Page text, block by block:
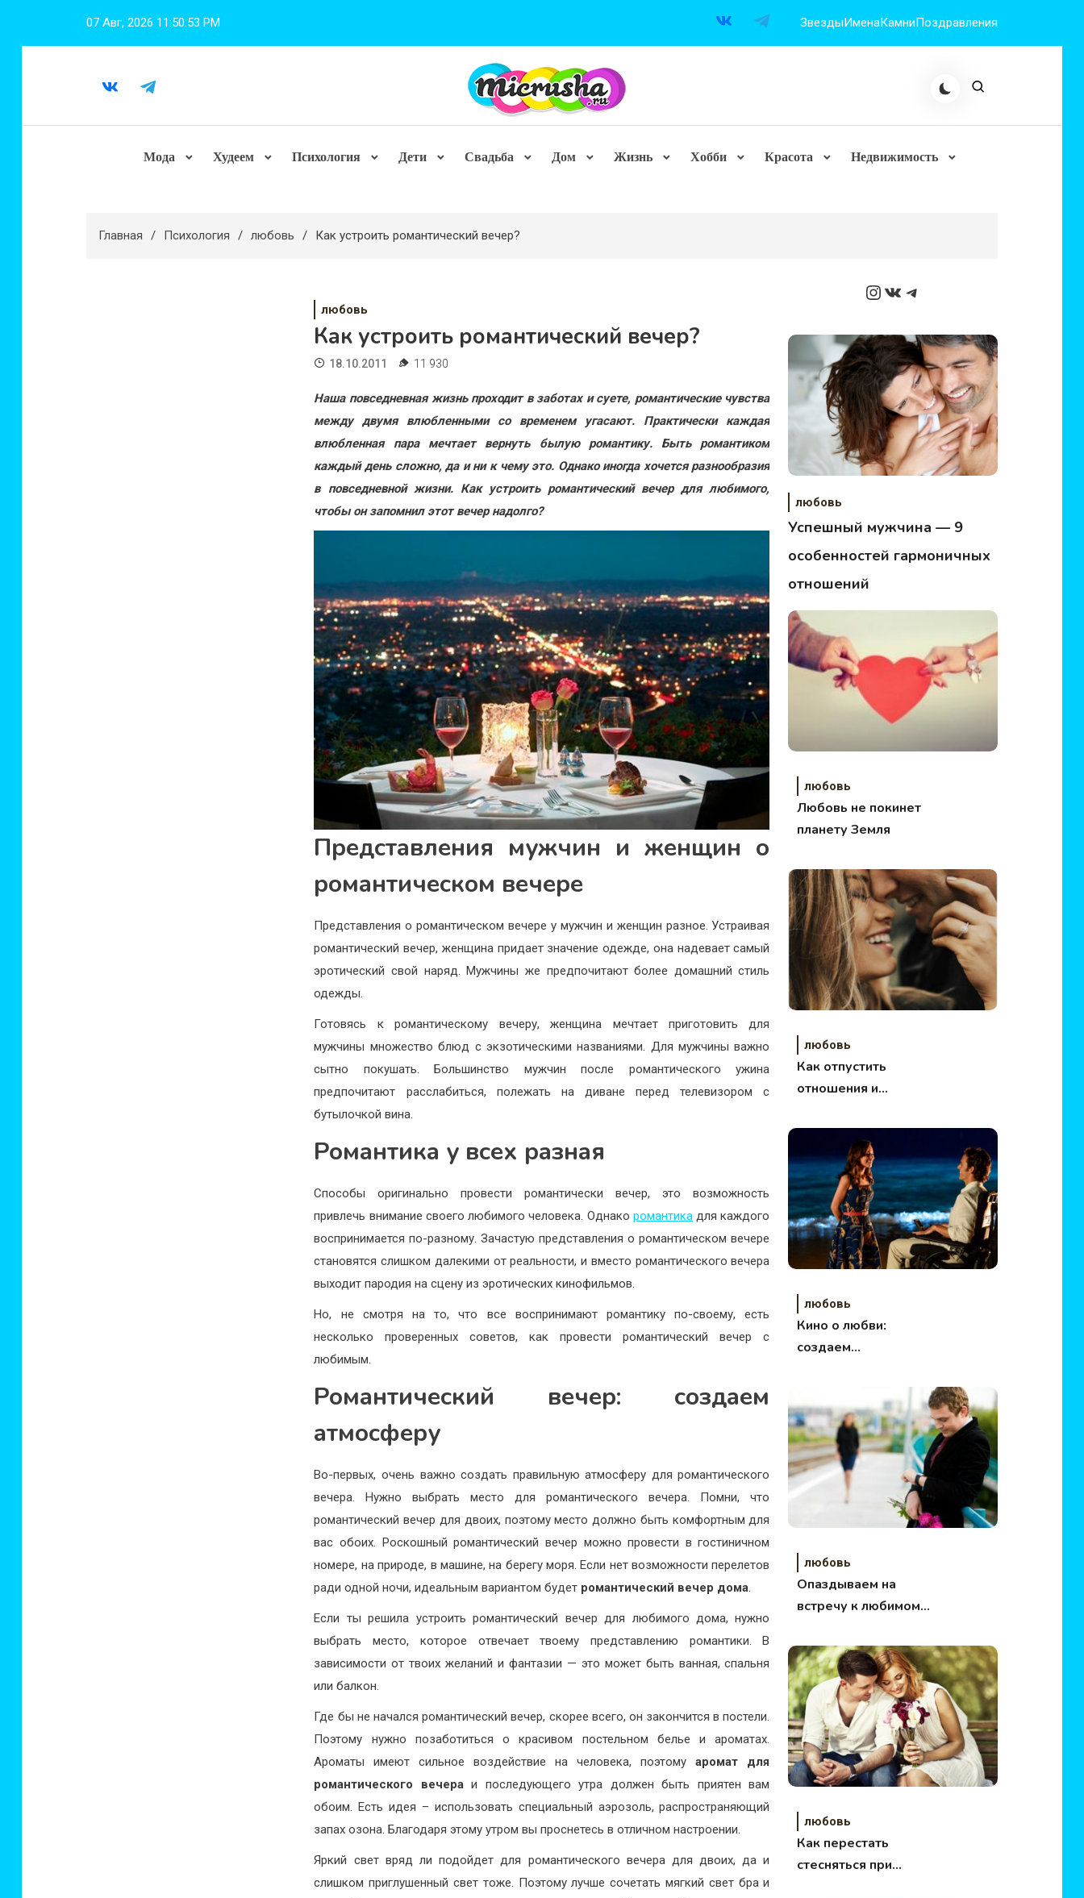
07 Авг, 2026 11:50:54 PM ЗвездыИменаКамниПоздравления
Мода Худеем Психология Дети Свадьба Дом Жизнь Хобби Красота Недвижимость
Главная Психология любовь Как устроить романтический вечер?
любовь
Как устроить романтический вечер?
18.10.2011 11 930
Наша повседневная жизнь проходит в заботах и суете, романтические чувства
между двумя влюбленными со временем угасают. Практически каждая
влюбленная пара мечтает вернуть былую романтику. Быть романтиком
каждый день сложно, да и ни к чему это. Однако иногда хочется разнообразия
в повседневной жизни. Как устроить романтический вечер для любимого,
чтобы он запомнил этот вечер надолго?
Представления мужчин и женщин о
романтическом вечере
Представления о романтическом вечере у мужчин и женщин разное. Устраивая
романтический вечер, женщина придает значение одежде, она надевает самый
эротический свой наряд. Мужчины же предпочитают более домашний стиль
одежды.
Готовясь к романтическому вечеру, женщина мечтает приготовить для
мужчины множество блюд с экзотическими названиями. Для мужчины важно
сытно покушать. Большинство мужчин после романтического ужина
предпочитают расслабиться, полежать на диване перед телевизором с
бутылочкой вина.
Романтика у всех разная
Способы оригинально провести романтически вечер, это возможность
привлечь внимание своего любимого человека. Однако романтикадля каждого
воспринимается по-разному. Зачастую представления о романтическом вечере
становятся слишком далекими от реальности, и вместо романтического вечера
выходит пародия на сцену из эротических кинофильмов.
Но, не смотря на то, что все воспринимают романтику по-своему, есть
несколько проверенных советов, как провести романтический вечер с
любимым.
Романтический вечер: создаем
атмосферу
Во-первых, очень важно создать правильную атмосферу для романтического
вечера. Нужно выбрать место для романтического вечера. Помни, что
романтический вечер для двоих, поэтому место должно быть комфортным для
вас обоих. Роскошный романтический вечер можно провести в гостиничном
номере, на природе, в машине, на берегу моря. Если нет возможности перелетов
ради одной ночи, идеальным вариантом будет романтический вечер дома.
Если ты решила устроить романтический вечер для любимого дома, нужно
выбрать место, которое отвечает твоему представлению романтики. В
зависимости от твоих желаний и фантазии — это может быть ванная, спальня
или балкон.
Где бы не начался романтический вечер, скорее всего, он закончится в постели.
Поэтому нужно позаботиться о красивом постельном белье и ароматах.
Ароматы имеют сильное воздействие на человека, поэтомуаромат для
романтического вечераи последующего утра должен быть приятен вам
обоим. Есть идея – использовать специальный аэрозоль, распространяющий
запах озона. Благодаря этому утром вы проснетесь в отличном настроении.
Яркий свет вряд ли подойдет для романтического вечера для двоих, да и
слишком приглушенный свет тоже. Поэтому лучше сочетать мягкий свет бра и
Instagram
ВКонтакте
Telegram
любовь
Успешный мужчина — 9
особенностей гармоничных
отношений
любовь
Любовь не покинет
планету Земля
любовь
Как отпустить
отношения и
любовь
Кино о любви:
создаем
февраля
любовь
Опаздываем на
встречу к любимому?
свиданию?
любовь
Как перестать
стесняться при